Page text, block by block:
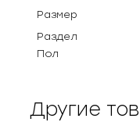
Размер
Раздел
Пол
Другие